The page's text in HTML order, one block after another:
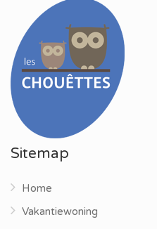
Sitemap
Home
Vakantiewoning